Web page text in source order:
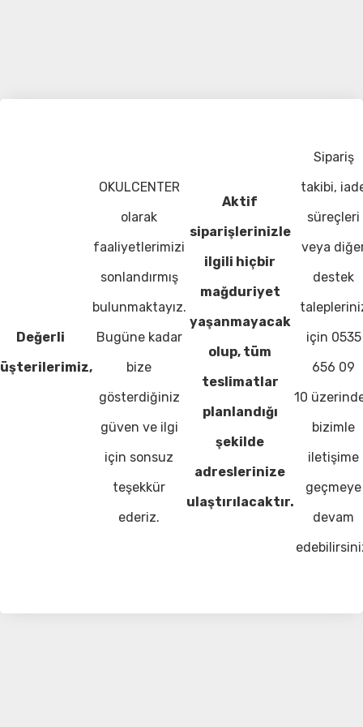
Değerli
OKULCENTER
olarak
faaliyetlerimizi
sonlandırmış
bulunmaktayız.
Bugüne kadar
bize
gösterdiğiniz
güven ve ilgi
için sonsuz
teşekkür
ederiz.
Aktif
siparişlerinizle
ilgili hiçbir
mağduriyet
yaşanmayacak
olup, tüm
teslimatlar
planlandığı
şekilde
adreslerinize
ulaştırılacaktır.
Sipariş
takibi,
süreçleri
veya
destek
için 0535
656 09
10
bizimle
iletişime
geçmeye
devam